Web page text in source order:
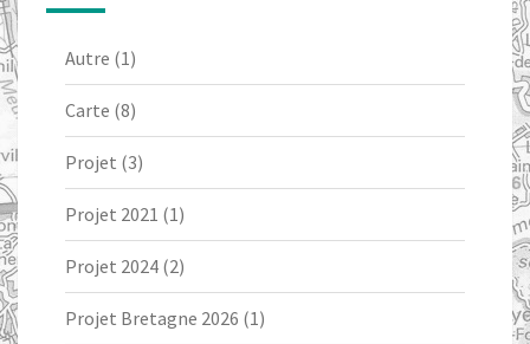
Autre (1)
Carte (8)
Projet (3)
Projet 2021 (1)
Projet 2024 (2)
Projet Bretagne 2026 (1)